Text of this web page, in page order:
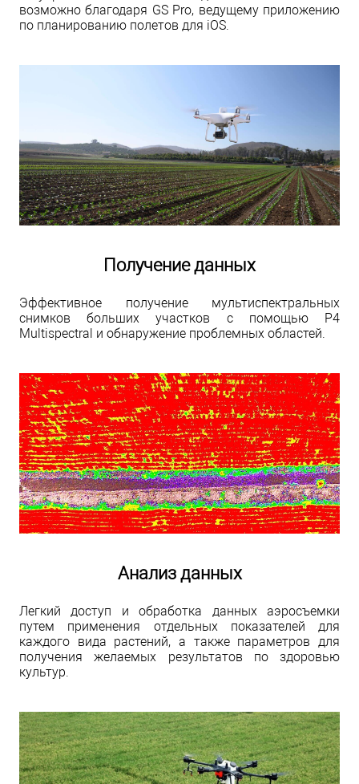
возможно благодаря GS Pro, ведущему приложению
по планированию полетов для iOS.
Получение данных
Эффективное получение мультиспектральных
снимков больших участков с помощью P4
Multispectral и обнаружение проблемных областей.
Анализ данных
Легкий доступ и обработка данных аэросъемки
путем применения отдельных показателей для
каждого вида растений, а также параметров для
получения желаемых результатов по здоровью
культур.